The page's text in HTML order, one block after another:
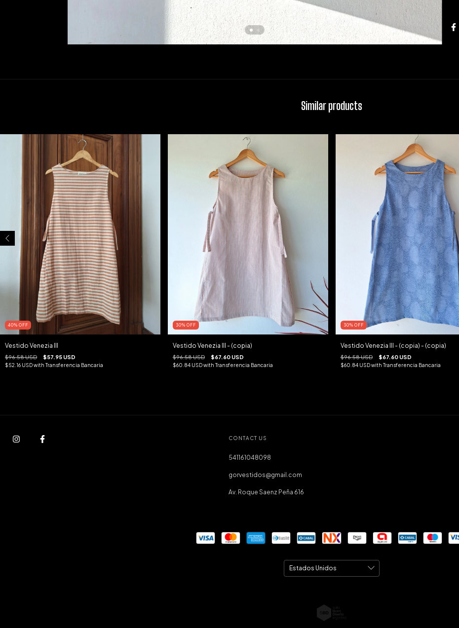
Similar products
40% OFF
Vestido Venezia III
$96.58 USD $57.95 USD
$52.16 USDwith Transferencia Bancaria
30% OFF
Vestido Venezia III - (copia)
$96.58 USD $67.60 USD
$60.84 USDwith Transferencia Bancaria
30% OFF
Vestido Venezia III - (copia) - (copia)
$96.58 USD $67.60 USD
$60.84 USDwith Transferencia Bancaria
CONTACT US
541161048098
gorvestidos@gmail.com
Av. Roque Saenz Peña 616